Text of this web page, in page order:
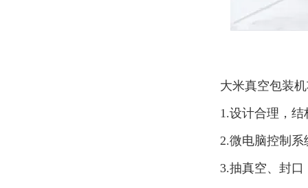
大米真空包装
1.设计合理，
2.微电脑控制
3.抽真空、封